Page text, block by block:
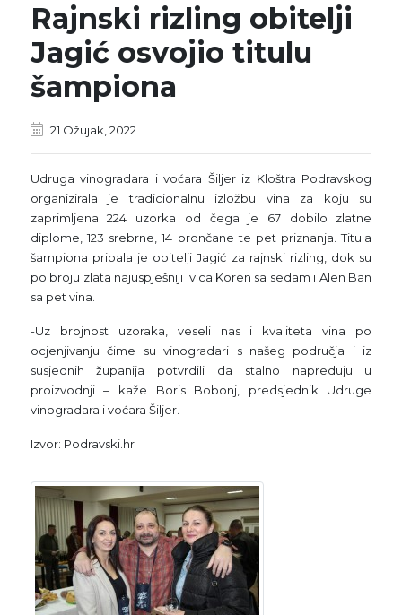
Rajnski rizling obitelji
Jagić osvojio titulu
šampiona
21 Ožujak, 2022
Udruga vinogradara i voćara Šiljer iz Kloštra Podravskog
organizirala je tradicionalnu izložbu vina za koju su
zaprimljena 224 uzorka od čega je 67 dobilo zlatne
diplome, 123 srebrne, 14 brončane te pet priznanja. Titula
šampiona pripala je obitelji Jagić za rajnski rizling, dok su
po broju zlata najuspješniji Ivica Koren sa sedam i Alen Ban
sa pet vina.
-Uz brojnost uzoraka, veseli nas i kvaliteta vina po
ocjenjivanju čime su vinogradari s našeg područja i iz
susjednih županija potvrdili da stalno napreduju u
proizvodnji – kaže Boris Bobonj, predsjednik Udruge
vinogradara i voćara Šiljer.
Izvor: Podravski.hr